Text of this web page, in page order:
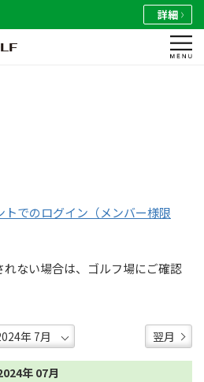
詳細
でのログイン（メンバー様限
れない場合は、ゴルフ場にご確認
翌月
年 07月